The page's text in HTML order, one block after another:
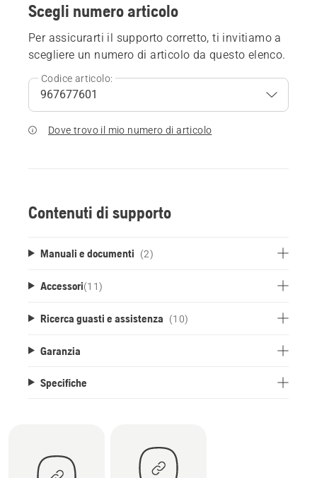
Scegli numero articolo
Per assicurarti il supporto corretto, ti invitiamo a
scegliere un numero di articolo da questo elenco.
Codice articolo:
Dove trovo il mio numero di articolo
Contenuti di supporto
Manuali e documenti (2)
Accessori(11)
Ricerca guasti e assistenza (10)
Garanzia
Specifiche